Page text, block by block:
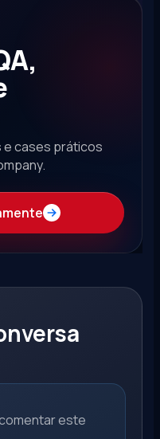
e cases práticos
este